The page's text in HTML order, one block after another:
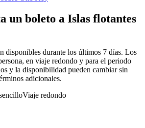
un boleto a Islas flotantes
disponibles durante los últimos 7 días. Los
en viaje redondo y para el periodo
y la disponibilidad pueden cambiar sin
adicionales.
Viaje redondo